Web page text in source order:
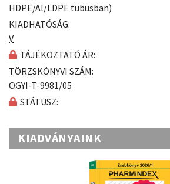
HDPE/Al/LDPE tubusban)
KIADHATÓSÁG:
V
TÁJÉKOZTATÓ ÁR:
TÖRZSKÖNYVI SZÁM:
OGYI-T-9981/05
STÁTUSZ:
KIADVÁNYAINK